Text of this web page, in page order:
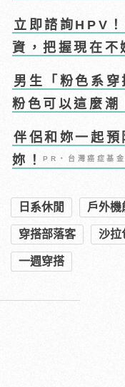
立即諮詢HPV
資，把握現在不
男生「粉色系
粉色可以這麼潮
伴侶和妳一起
妳！PR・台灣癌症基
日系休閒 戶外機
穿搭部落客 沙拉
一週穿搭